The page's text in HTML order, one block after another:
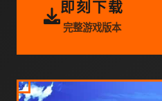
即刻下载
完整游戏版本